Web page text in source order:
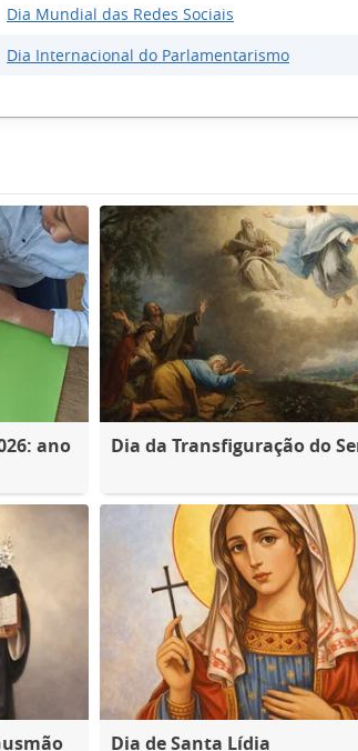
Dia Mundial das Redes Sociais
Dia Internacional do Parlamentarismo
ano
Dia da Transfiguração do
Dia de Santa Lídia